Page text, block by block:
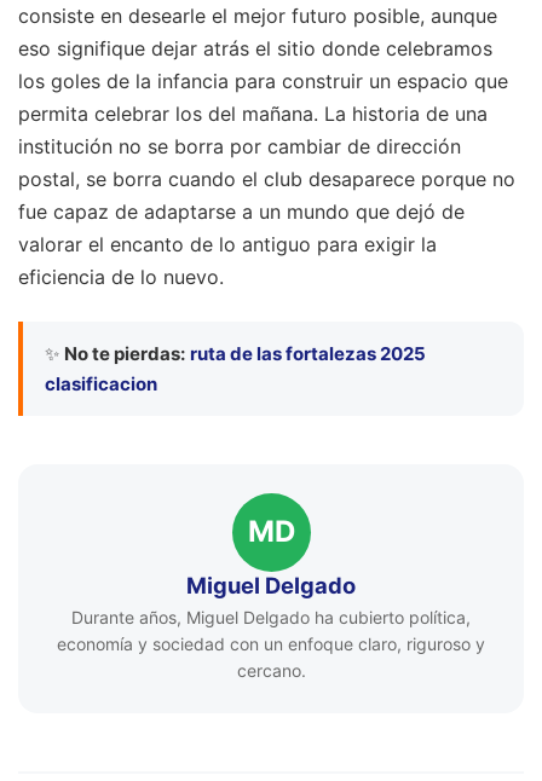
consiste en desearle el mejor futuro posible, aunque
eso signifique dejar atrás el sitio donde celebramos
los goles de la infancia para construir un espacio que
permita celebrar los del mañana. La historia de una
institución no se borra por cambiar de dirección
postal, se borra cuando el club desaparece porque no
fue capaz de adaptarse a un mundo que dejó de
valorar el encanto de lo antiguo para exigir la
eficiencia de lo nuevo.
✨ No te pierdas: ruta de las fortalezas 2025
clasificacion
MD
Miguel Delgado
Durante años, Miguel Delgado ha cubierto política,
economía y sociedad con un enfoque claro, riguroso y
cercano.